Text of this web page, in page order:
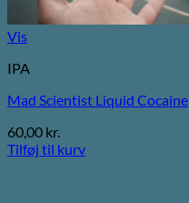
Vis
IPA
Mad Scientist Liquid Cocaine
60,00 kr.
Tilføj til kurv